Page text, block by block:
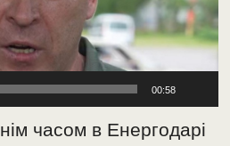
00:58
часом в Енергодарі